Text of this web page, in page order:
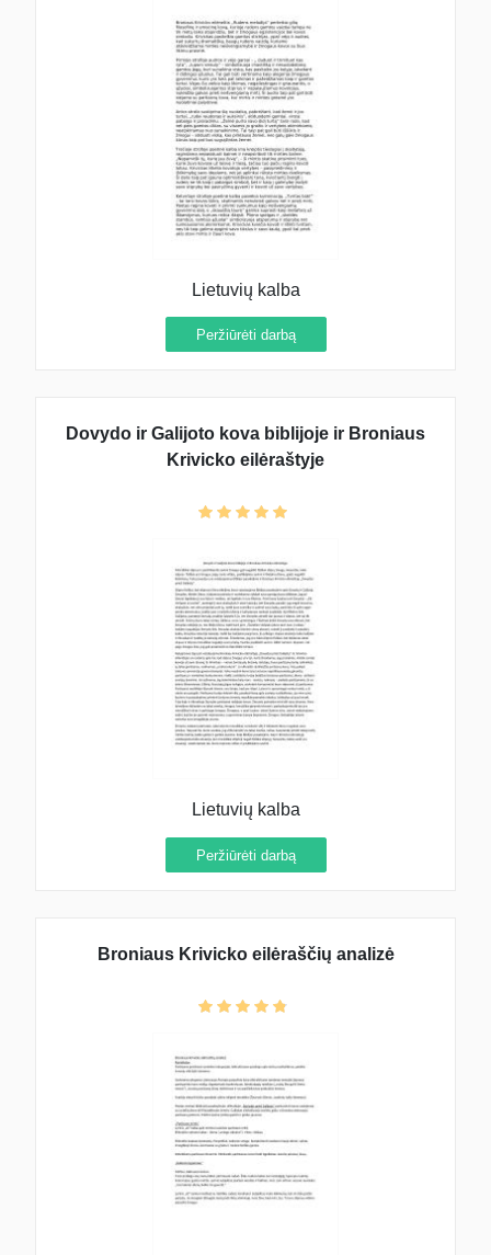
Lietuvių kalba
Peržiūrėti darbą
Dovydo ir Galijoto kova biblijoje ir Broniaus
Krivicko eilėraštyje
Lietuvių kalba
Peržiūrėti darbą
Broniaus Krivicko eilėraščių analizė